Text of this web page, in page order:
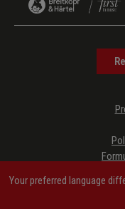
Your preferred language